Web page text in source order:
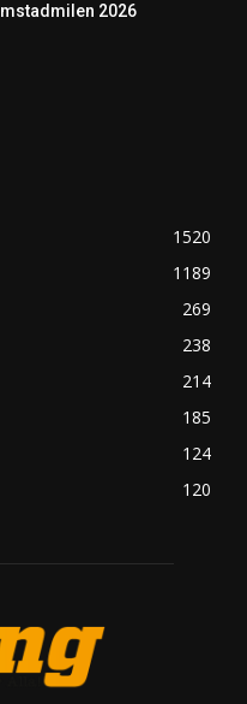
2026
1520
1189
269
238
214
185
124
120